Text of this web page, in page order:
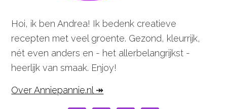
Hoi, ik ben Andrea! Ik bedenk creatieve
recepten met veel groente. Gezond, kleurrijk,
nét even anders en - het allerbelangrijkst -
heerlijk van smaak. Enjoy!
Over Anniepannie.nl ↠